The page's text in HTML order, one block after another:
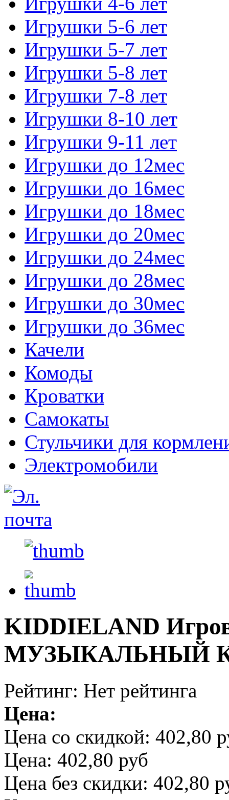
Игрушки 5-6 лет
Игрушки 5-7 лет
Игрушки 5-8 лет
Игрушки 7-8 лет
Игрушки 8-10 лет
Игрушки 9-11 лет
Игрушки до 12мес
Игрушки до 16мес
Игрушки до 18мес
Игрушки до 20мес
Игрушки до 24мес
Игрушки до 28мес
Игрушки до 30мес
Игрушки до 36мес
Качели
Комоды
Кроватки
Самокаты
Стульчики для
Электромобили
KIDDIELAND
МУЗЫКАЛЬНЫЙ
Рейтинг: Нет рейтинга
Цена:
Цена со скидкой: 402,80
Цена: 402,80 руб
Цена без скидки: 402,80